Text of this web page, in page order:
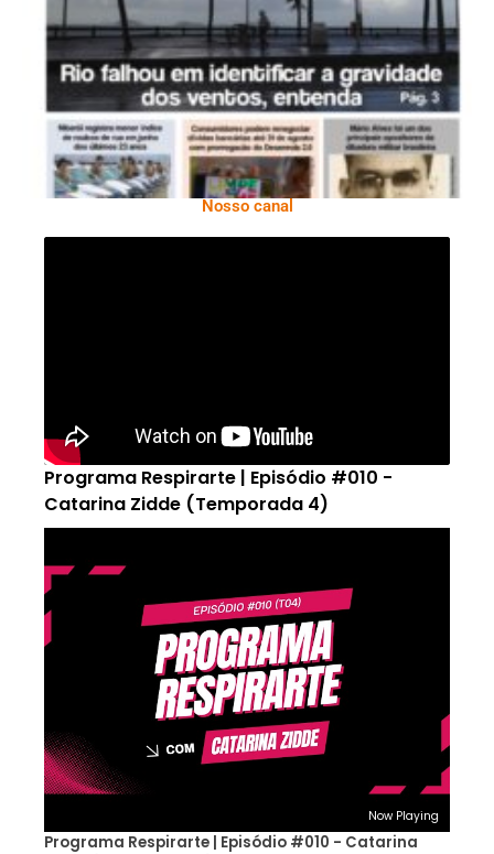
Ano X – Número 366 01 A 07 De Agosto De
2026
Nosso canal
Programa Respirarte | Episódio #010 -
Catarina Zidde (Temporada 4)
Now Playing
Programa Respirarte | Episódio #010 - Catarina